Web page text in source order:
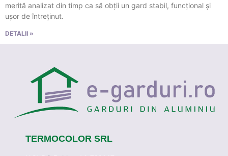
merită analizat din timp ca să obții un gard stabil, funcțional și
ușor de întreținut.
DETALII »
TERMOCOLOR SRL